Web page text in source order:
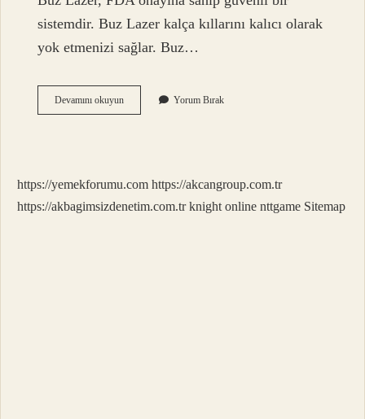
sistemdir. Buz Lazer kalça kıllarını kalıcı olarak
yok etmenizi sağlar. Buz…
Devamını okuyunMakat
Kılı
Yorum Bırak
https://yemekforumu.com https://akcangroup.com.tr
https://akbagimsizdenetim.com.tr knight online nttgame Sitemap